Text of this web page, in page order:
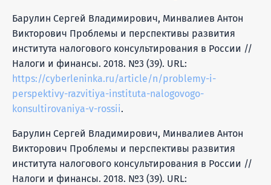
Барулин Сергей Владимирович, Минвалиев Антон
Викторович Проблемы и перспективы развития
института налогового консультирования в России //
Налоги и финансы. 2018. №3 (39). URL:
https://cyberleninka.ru/article/n/problemy-i-
perspektivy-razvitiya-instituta-nalogovogo-
konsultirovaniya-v-rossii.
Барулин Сергей Владимирович, Минвалиев Антон
Викторович Проблемы и перспективы развития
института налогового консультирования в России //
Налоги и финансы. 2018. №3 (39). URL: